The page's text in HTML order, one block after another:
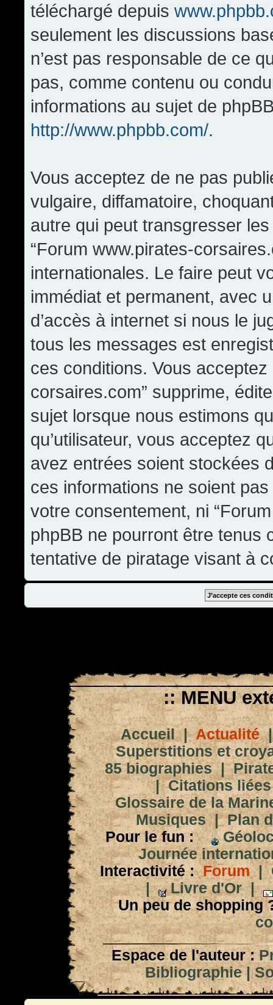
téléchargé depuis
seulement les discussions
n’est pas responsable de ce
pas, comme contenu ou
informations au sujet de
http://www.phpbb.com/.
Vous acceptez de ne pas
vulgaire, diffamatoire,
autre qui peut transgresser
“Forum www.pirates-
internationales. Le faire peut
immédiat et permanent, avec
d’accès à internet si nous le
tous les messages est
ces conditions. Vous
corsaires.com” supprime,
sujet lorsque nous estimons
qu’utilisateur, vous acceptez
avez entrées soient stockées
ces informations ne soient
votre consentement, ni
phpBB ne pourront être tenus
tentative de piratage visant à
:: MENU
Accueil|Actualité
Superstitions et
85 biographies|
|Citations
Glossaire de la
Musiques|Plan
Pour le fun :
Journée
Interactivité : Forum|
|
Livre d'Or|
Un peu de shopping
Espace de l'auteur :
Bibliographie|